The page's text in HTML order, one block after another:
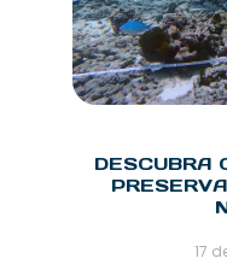
DESCUBRA
17